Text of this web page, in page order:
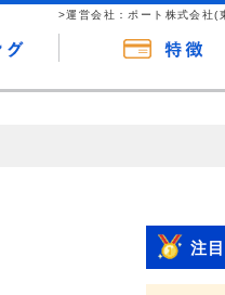
>運営会社：ポート株式会社(
注